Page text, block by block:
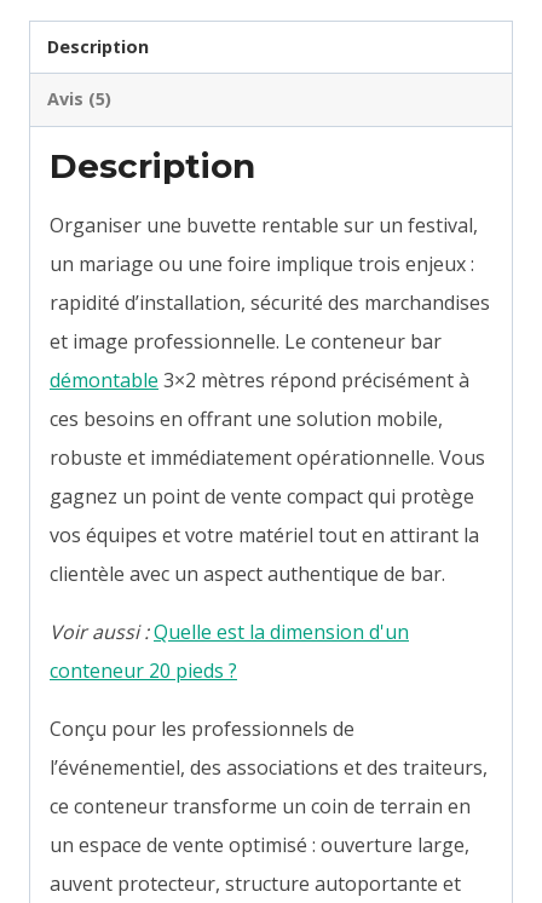
Description
Avis (5)
Description
Organiser une buvette rentable sur un festival,
un mariage ou une foire implique trois enjeux :
rapidité d’installation, sécurité des marchandises
et image professionnelle. Le conteneur bar
démontable 3×2 mètres répond précisément à
ces besoins en offrant une solution mobile,
robuste et immédiatement opérationnelle. Vous
gagnez un point de vente compact qui protège
vos équipes et votre matériel tout en attirant la
clientèle avec un aspect authentique de bar.
Voir aussi :Quelle est la dimension d'un
conteneur 20 pieds ?
Conçu pour les professionnels de
l’événementiel, des associations et des traiteurs,
ce conteneur transforme un coin de terrain en
un espace de vente optimisé : ouverture large,
auvent protecteur, structure autoportante et